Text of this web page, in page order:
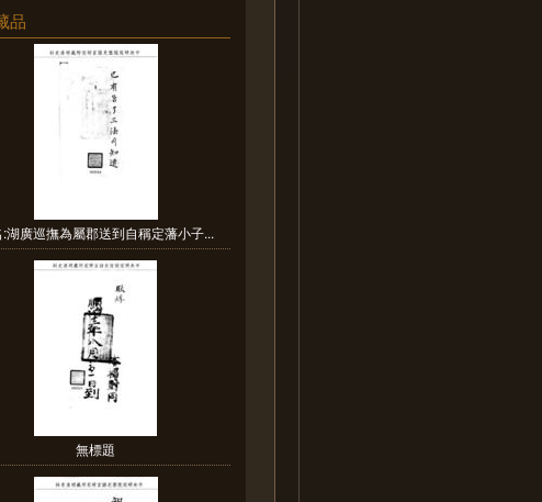
品
:湖廣巡撫為屬郡送到自稱定藩小子...
無標題